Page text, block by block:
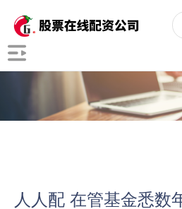
人人配 在管基金悉数